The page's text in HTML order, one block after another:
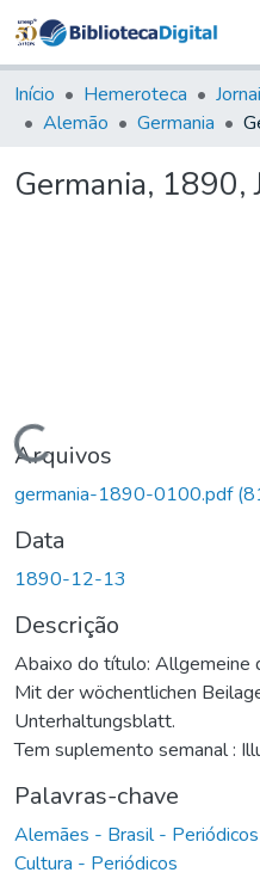
&
Início Hemeroteca
Alemão
Germania
Germania, 1890,
Carregando...
Arquivos
germania-1890-0100.pdf
Data
1890-12-13
Descrição
Abaixo do título: Allgemeine
Mit der wöchentlichen
Unterhaltungsblatt.
Tem suplemento semanal :
Palavras-chave
Alemães - Brasil - Periódicos
Cultura - Periódicos